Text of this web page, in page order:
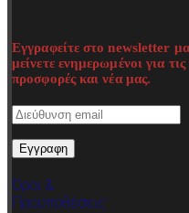
Εγγραφείτε στο newsletter
μείνετε ενημερωμένοι για τις
προσφορές και νέα μας.
Όροι &
Προϋποθέσεις